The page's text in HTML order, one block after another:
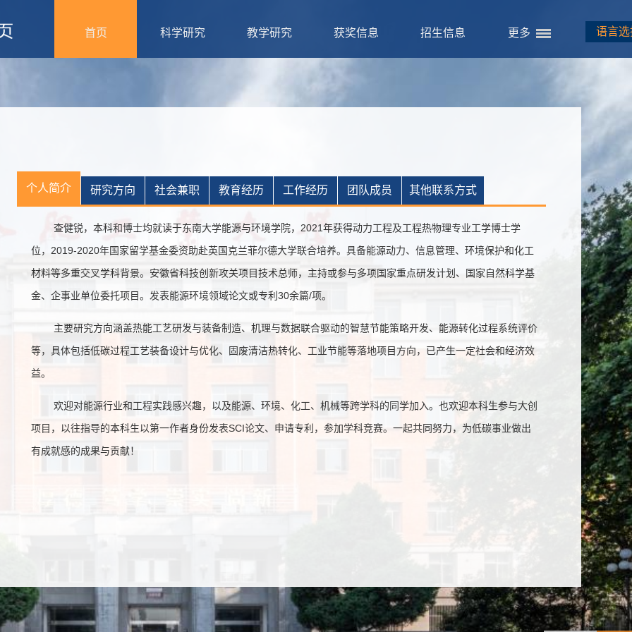
语言选
首页 科学研究 教学研究 获奖信息 招生信息 更多
个人简介 研究方向 社会兼职 教育经历 工作经历 团队成员 其他联系方式
查健锐，本科和博士均就读于东南大学能源与环境学院，2021年获得动力工程及工程热物理专业工学博士学
位，2019-2020年国家留学基金委资助赴英国克兰菲尔德大学联合培养。具备能源动力、信息管理、环境保护和化工
材料等多重交叉学科背景。安徽省科技创新攻关项目技术总师，主持或参与多项国家重点研发计划、国家自然科学基
金、企事业单位委托项目。发表能源环境领域论文或专利30余篇/项。
主要研究方向涵盖热能工艺研发与装备制造、机理与数据联合驱动的智慧节能策略开发、能源转化过程系统评价
等，具体包括低碳过程工艺装备设计与优化、固废清洁热转化、工业节能等落地项目方向，已产生一定社会和经济效
益。
欢迎对能源行业和工程实践感兴趣，以及能源、环境、化工、机械等跨学科的同学加入。也欢迎本科生参与大创
项目，以往指导的本科生以第一作者身份发表SCI论文、申请专利，参加学科竞赛。一起共同努力，为低碳事业做出
有成就感的成果与贡献！